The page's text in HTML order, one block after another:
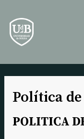
contenido
Política
POLITICA